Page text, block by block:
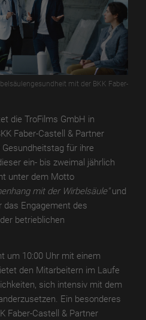
mit der BKK Faber-
die TroFilms GmbH in
Faber-Castell & Partner
für ihre
ein- bis zweimal jährlich
unter dem Motto
mit der Wirbelsäule"und
das Engagement des
betrieblichen
um 10:00 Uhr mit einem
den Mitarbeitern im Laufe
sich intensiv mit dem
Ein besonderes
Faber-Castell & Partner